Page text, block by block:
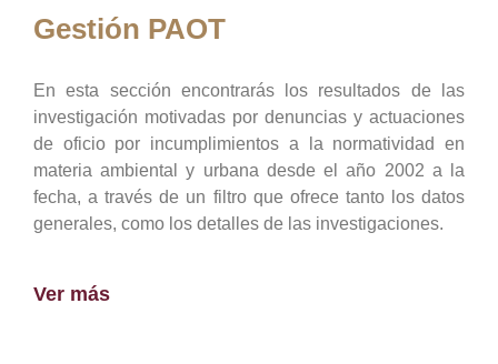
Gestión PAOT
En esta sección encontrarás los resultados de las
investigación motivadas por denuncias y actuaciones
de oficio por incumplimientos a la normatividad en
materia ambiental y urbana desde el año 2002 a la
fecha, a través de un filtro que ofrece tanto los datos
generales, como los detalles de las investigaciones.
Ver más